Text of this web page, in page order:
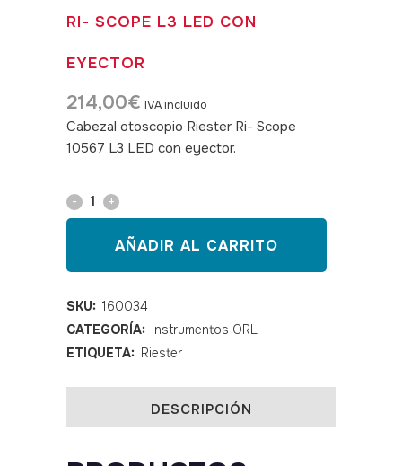
RI- SCOPE L3 LED CON
EYECTOR
214,00€ IVA incluido
Cabezal otoscopio Riester Ri- Scope
10567 L3 LED con eyector.
Cabezal
otoscopio
Riester
Ri-
Scope
con
AÑADIR AL CARRITO
SKU: 160034
CATEGORÍA: Instrumentos ORL
ETIQUETA: Riester
DESCRIPCIÓN